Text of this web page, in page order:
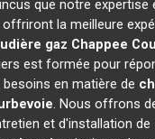
que notre expertise
la meilleure
gaz Chappee
est formée pour
en matière de
. Nous offrons
et d'installation de